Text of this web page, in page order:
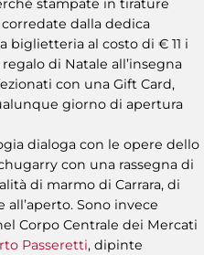
stampate in tirature
dalla dedica
biglietteria al costo di € 11 i
di Natale all’insegna
con una Gift Card,
giorno di apertura
dialoga con le opere dello
con una rassegna di
di marmo di Carrara, di
Sono invece
Corpo Centrale dei Mercati
Passeretti, dipinte